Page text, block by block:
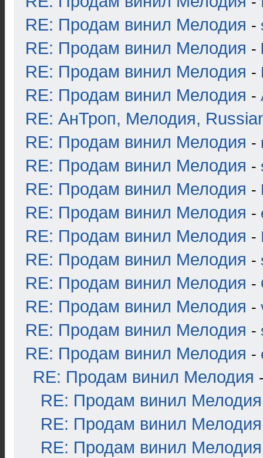
RE: Продам винил Мелодия -
RE: Продам винил Мелодия -
RE: Продам винил Мелодия -
RE: Продам винил Мелодия -
RE: АнТроп, Мелодия,
RE: Продам винил Мелодия -
RE: Продам винил Мелодия -
RE: Продам винил Мелодия -
RE: Продам винил Мелодия -
RE: Продам винил Мелодия -
RE: Продам винил Мелодия -
RE: Продам винил Мелодия -
RE: Продам винил Мелодия -
RE: Продам винил Мелодия -
RE: Продам винил Мелодия -
RE: Продам винил Мелодия
RE: Продам винил Мелодия
RE: Продам винил Мелодия
RE: Продам винил Мелодия